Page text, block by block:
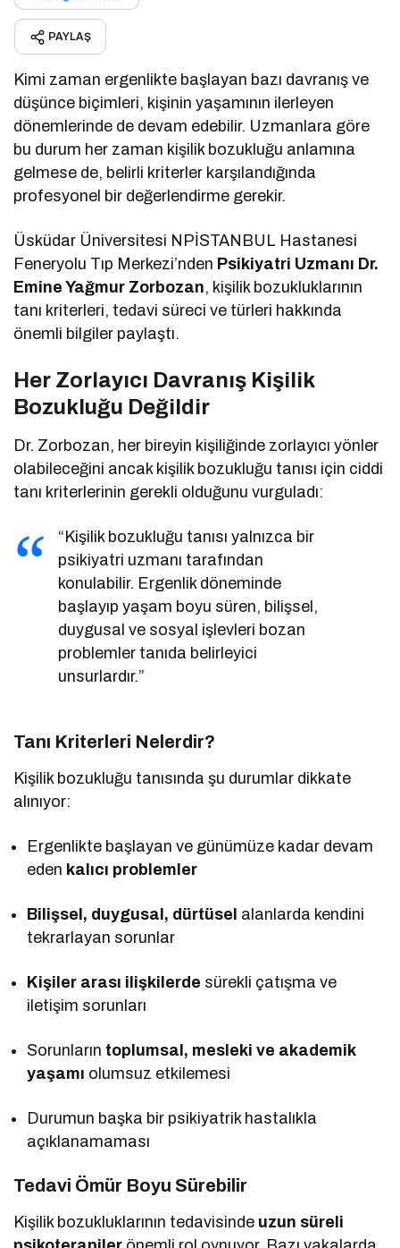
PAYLAŞ
Kimi zaman ergenlikte başlayan bazı davranış ve
düşünce biçimleri, kişinin yaşamının ilerleyen
dönemlerinde de devam edebilir. Uzmanlara göre
bu durum her zaman kişilik bozukluğu anlamına
gelmese de, belirli kriterler karşılandığında
profesyonel bir değerlendirme gerekir.
Üsküdar Üniversitesi NPİSTANBUL Hastanesi
Feneryolu Tıp Merkezi’nden Psikiyatri Uzmanı Dr.
Emine Yağmur Zorbozan, kişilik bozukluklarının
tanı kriterleri, tedavi süreci ve türleri hakkında
önemli bilgiler paylaştı.
Her Zorlayıcı Davranış Kişilik
Bozukluğu Değildir
Dr. Zorbozan, her bireyin kişiliğinde zorlayıcı yönler
olabileceğini ancak kişilik bozukluğu tanısı için ciddi
tanı kriterlerinin gerekli olduğunu vurguladı:
“Kişilik bozukluğu tanısı yalnızca bir
psikiyatri uzmanı tarafından
konulabilir. Ergenlik döneminde
başlayıp yaşam boyu süren, bilişsel,
duygusal ve sosyal işlevleri bozan
problemler tanıda belirleyici
unsurlardır.”
Tanı Kriterleri Nelerdir?
Kişilik bozukluğu tanısında şu durumlar dikkate
alınıyor:
Ergenlikte başlayan ve günümüze kadar devam
eden kalıcı problemler
Bilişsel, duygusal, dürtüsel alanlarda kendini
tekrarlayan sorunlar
Kişiler arası ilişkilerde sürekli çatışma ve
iletişim sorunları
Sorunların toplumsal, mesleki ve akademik
yaşamı olumsuz etkilemesi
Durumun başka bir psikiyatrik hastalıkla
açıklanamaması
Tedavi Ömür Boyu Sürebilir
Kişilik bozukluklarının tedavisinde uzun süreli